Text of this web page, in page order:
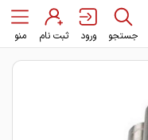
جستجو ورود ثبت نام منو